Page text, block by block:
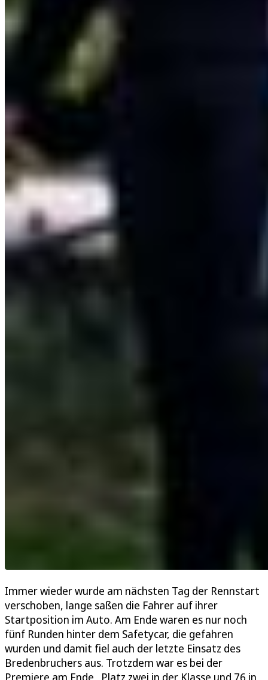
Immer wieder wurde am nächsten Tag der Rennstart
verschoben, lange saßen die Fahrer auf ihrer
Startposition im Auto. Am Ende waren es nur noch
fünf Runden hinter dem Safetycar, die gefahren
wurden und damit fiel auch der letzte Einsatz des
Bredenbruchers aus. Trotzdem war es bei der
Premiere am Ende Platz zwei in der Klasse und 76 in